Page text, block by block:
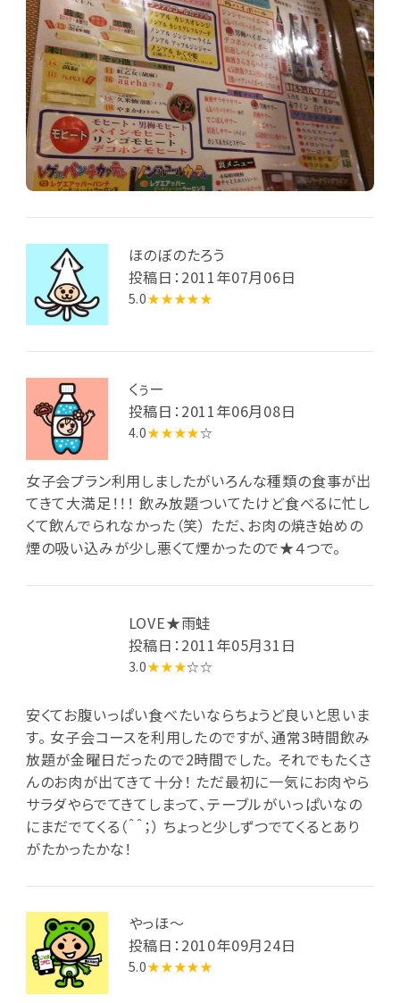
ほのぼのたろう
投稿日：2011年07月06日
5.0★★★★★
くぅー
投稿日：2011年06月08日
4.0★★★★☆
女子会プラン利用しましたがいろんな種類の食事が出
てきて大満足！！！ 飲み放題ついてたけど食べるに忙し
くて飲んでられなかった（笑） ただ、お肉の焼き始めの
煙の吸い込みが少し悪くて煙かったので★４つで。
LOVE★雨蛙
投稿日：2011年05月31日
3.0★★★☆☆
安くてお腹いっぱい食べたいならちょうど良いと思いま
す。 女子会コースを利用したのですが、通常3時間飲み
放題が金曜日だったので2時間でした。 それでもたくさ
んのお肉が出てきて十分！ ただ最初に一気にお肉やら
サラダやらでてきてしまって、テーブルがいっぱいなの
にまだでてくる（＾＾；） ちょっと少しずつでてくるとあり
がたかったかな！
やっほ～
投稿日：2010年09月24日
5.0★★★★★